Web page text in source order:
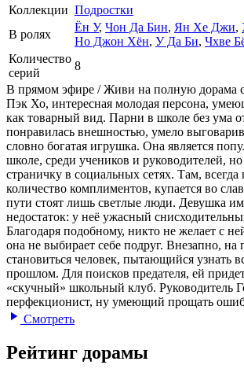
Коллекции Подростки
В ролях
Ён У, Чон Да Бин, Ян Хе Джи,
Но Джон Хён, У Да Би, Чхве
Количество
серий
8
В прямом эфире / Живи на полную дорама
Пэк Хо, интересная молодая персона,
как товарный вид. Парни в школе без ума
понравилась внешностью, умело
словно богатая игрушка. Она является
школе, среди учеников и руководителей,
страничку в социальных сетях. Там, всегда
количество комплиментов, купается во
пути стоят лишь светлые люди. Девушка
недостаток: у неё ужасный
Благодаря подобному, никто не желает с
она не выбирает себе подруг. Внезапно, на
становиться человек, пытающийся узнать
прошлом. Для поисков предателя, ей
«скучный» школьный клуб. Руководитель
перфекционист, ну умеющий прощать
Смотреть
Рейтинг дорамы